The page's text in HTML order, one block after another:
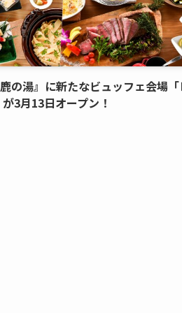
の湯』に新たなビュッフェ会場
3月13日オープン！